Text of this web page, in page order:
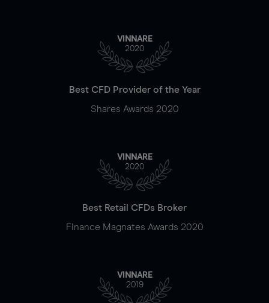
VINNARE
2020
Best CFD Provider of the Year
Shares Awards 2020
VINNARE
2020
Best Retail CFDs Broker
Finance Magnates Awards 2020
VINNARE
2019